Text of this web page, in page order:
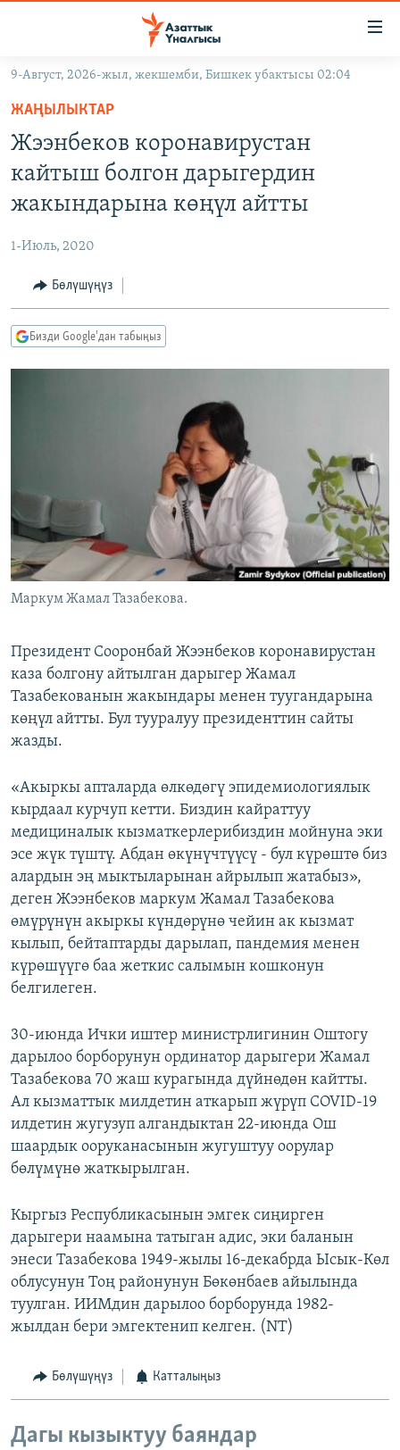
Навигацияга
өтүңүз
Издөөгө
салыңыз
КЫРГЫЗСТАН
МАДАНИЯТ
ТВ ПРОГРАММАЛАР
БҮГҮН АЗАТТЫКТА
ПОДКАСТ
Русский
ЭЕ/АРнун бардык сайттары
9-Август, 2026-жыл, жекшемби, Бишкек убактысы 02:04
ЖАҢЫЛЫКТАР
Жээнбеков коронавирустан
кайтыш болгон дарыгердин
жакындарына көңүл айтты
1-Июль, 2020
Бөлүшүңүз
Бизди Google'дан табыңыз
Маркум Жамал Тазабекова.
Президент Сооронбай Жээнбеков коронавирустан
каза болгону айтылган дарыгер Жамал
Тазабекованын жакындары менен туугандарына
көңүл айтты. Бул тууралуу президенттин сайты
жазды.
«Акыркы апталарда өлкөдөгү эпидемиологиялык
кырдаал курчуп кетти. Биздин кайраттуу
медициналык кызматкерлерибиздин мойнуна эки
эсе жүк түштү. Абдан өкүнүчтүүсү - бул күрөштө биз
алардын эң мыктыларынан айрылып жатабыз»​,
деген Жээнбеков маркум Жамал Тазабекова
өмүрүнүн акыркы күндөрүнө чейин ак кызмат
кылып, бейтаптарды дарылап, пандемия менен
күрөшүүгө баа жеткис салымын кошконун
белгилеген.
30-июнда Ички иштер министрлигинин Оштогу
дарылоо борборунун ординатор дарыгери Жамал
Тазабекова 70 жаш курагында дүйнөдөн кайтты.
Ал кызматтык милдетин аткарып жүрүп COVID-19
илдетин жугузуп алгандыктан 22-июнда Ош
шаардык ооруканасынын жугуштуу оорулар
бөлүмүнө жаткырылган.
Кыргыз Республикасынын эмгек сиңирген
дарыгери наамына татыган адис, эки баланын
энеси Тазабекова 1949-жылы 16-декабрда Ысык-Көл
облусунун Тоң районунун Бөкөнбаев айылында
туулган. ИИМдин дарылоо борборунда 1982-
жылдан бери эмгектенип келген. (NT)
Бөлүшүңүз Катталыңыз
Дагы кызыктуу баяндар